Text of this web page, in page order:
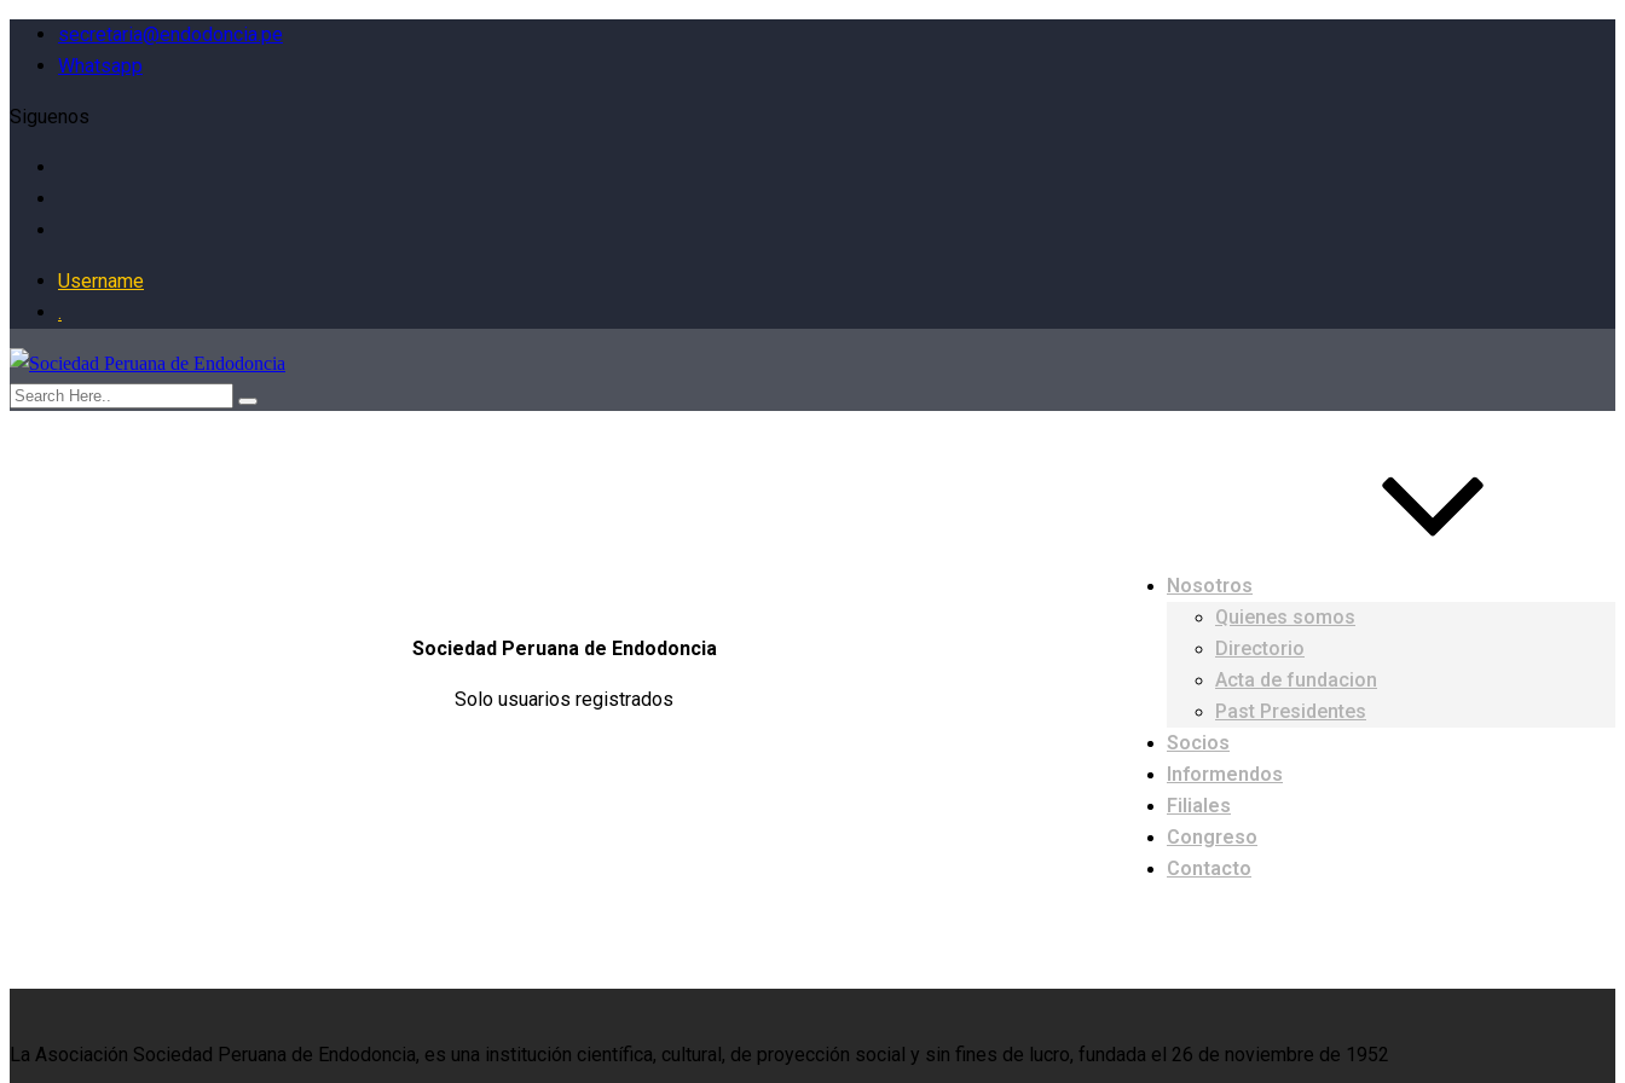
secretaria@endodoncia.pe
Whatsapp
Siguenos
Username
.
Nosotros
Quienes somos
Directorio
Acta de fundacion
Past Presidentes
Socios
Informendos
Filiales
Congreso
Contacto
Sociedad Peruana de Endodoncia
Solo usuarios registrados
La Asociación Sociedad Peruana de Endodoncia, es una institución científica, cultural, de proyección social y sin fines de lucro, fundada el 26 de noviembre de 1952